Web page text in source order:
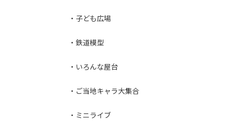
・子ども広場
・鉄道模型
・いろんな屋台
・ご当地キャラ大集合
・ミニライブ